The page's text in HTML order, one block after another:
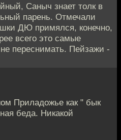
Саныч знает толк в
парень. Отмечали
ДЮ примялся, конечно,
всего это самые
переснимать. Пейзажи -
Приладожье как " бык
беда. Никакой